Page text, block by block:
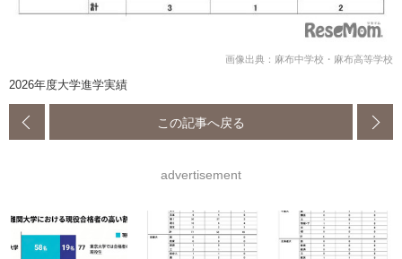
画像出典：麻布中学校・麻布高等学校
2026年度大学進学実績
この記事へ戻る
advertisement